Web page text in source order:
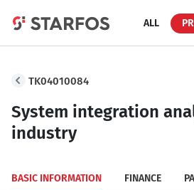
ALL
TK04010084
System integration
industry
BASIC INFORMATION FINANCE